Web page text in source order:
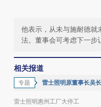
他表示，从未与施耐德就
法。董事会可考虑下一步
相关报道
专题 雷士照明原董事长吴
雷士照明惠州工厂大停工